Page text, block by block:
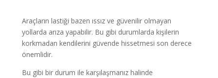
Araçların lastiği bazen ıssız ve güvenilir olmayan
yollarda arıza yapabilir. Bu gibi durumlarda kişilerin
korkmadan kendilerini güvende hissetmesi son derece
önemlidir.
Bu gibi bir durum ile karşılaşmanız halinde